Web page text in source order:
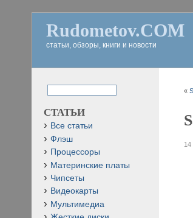
Rudometov.COM
статьи, обзоры, книги и новости
«
14
СТАТЬИ
Все статьи
Флэш
Процессоры
Материнские платы
Чипсеты
Видеокарты
Мультимедиа